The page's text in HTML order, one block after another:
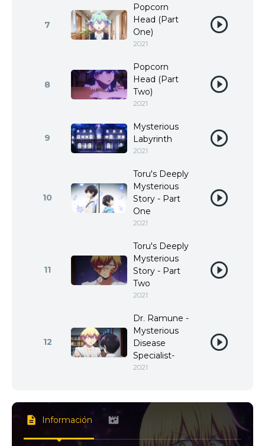
7
Popcorn
Head (Part
One)
2021
8
Popcorn
Head (Part
Two)
2021
9
Mysterious
Labyrinth
2021
10
Toru's Deeply
Mysterious
Story - Part
One
2021
11
Toru's Deeply
Mysterious
Story - Part
Two
2021
12
Dr. Ramune -
Mysterious
Disease
Specialist-
2021
Información